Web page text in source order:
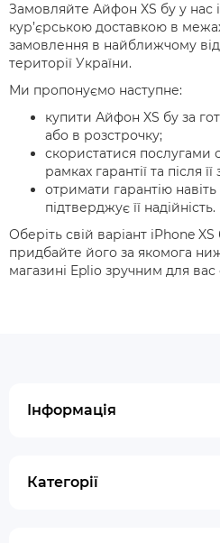
Замовляйте Айфон XS бу у нас
кур’єрською доставкою в
замовлення в найближчому
території України.
Ми пропонуємо наступне:
купити Айфон XS бу за
або в розстрочку;
скористатися послугами
рамках гарантії та після її
отримати гарантію
підтверджує її надійність.
Оберіть свій варіант iPhone
придбайте його за якомога
магазині Eplio зручним для
Інформація
Категорії